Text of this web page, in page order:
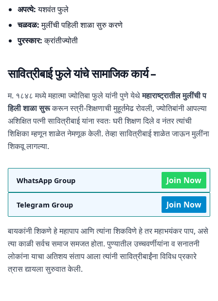
अपत्ये:यशवंत फुले
चळवळ:मुलींची पहिली शाळा सुरु करणे
पुरस्कार:क्रांतीज्योती
सावित्रीबाई फुले यांचे सामाजिक कार्य –
म. १८४८ मध्ये महात्मा ज्योतिबा फुले यांनी पुणे येथेमहाराष्ट्रातील मुलींची प
हिली शाळा सुरूकरून स्त्री-शिक्षणाची मुहूर्तमेढ रोवली, ज्योतिबांनी आपल्या
अशिक्षित पत्नी सावित्रीबाई यांना स्वतः घरी शिक्षण दिले व नंतर त्यांची
शिक्षिका म्हणून शाळेत नेमणूक केली. तेव्हा सावित्रीबाई शाळेत जाऊन मुलींना
शिकवू लागल्या.
WhatsApp Group Join Now
Telegram Group Join Now
बायकांनी शिकणे हे महापाप आणि त्यांना शिकविणे हे तर महाभयंकर पाप, असे
त्या काळी सर्वच समाज समजत होता. पुण्यातील उच्चवर्णीयांना व सनातनी
लोकांना याचा अतिशय संताप आला त्यांनी सावित्रीबाईंना विविध प्रकारे
त्रास द्यायला सुरुवात केली.